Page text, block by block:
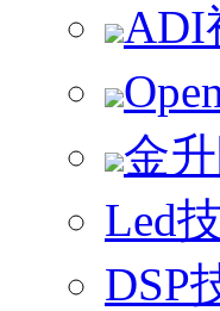
ADI
金
Led
DSP